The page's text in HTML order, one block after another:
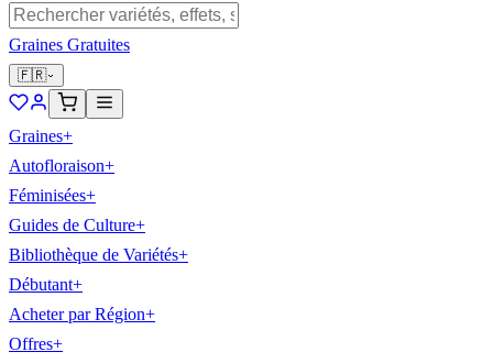
Graines Gratuites
🇫🇷
Graines+
Autofloraison+
Féminisées+
Guides de Culture+
Bibliothèque de Variétés+
Débutant+
Acheter par Région+
Offres+